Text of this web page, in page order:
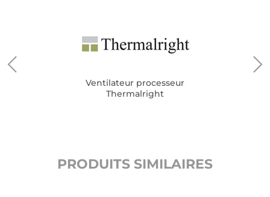
Ventilateur processeur
Thermalright
PRODUITS SIMILAIRES